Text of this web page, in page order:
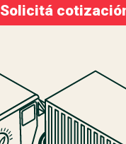
Solicitá